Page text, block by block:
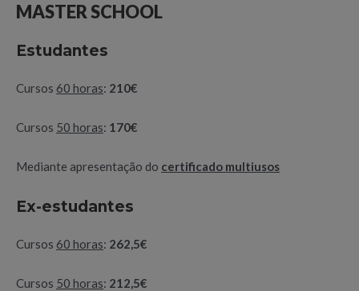
MASTER SCHOOL
Estudantes
Cursos 60 horas: 210€
Cursos 50 horas: 170€
Mediante apresentação do certificado multiusos
Ex-estudantes
Cursos 60 horas: 262,5€
Cursos 50 horas: 212,5€